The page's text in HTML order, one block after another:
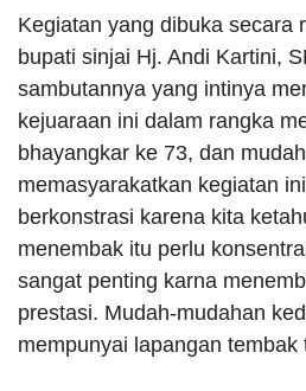
Kegiatan yang dibuka secara
bupati sinjai Hj. Andi Kartini,
sambutannya yang intinya
kejuaraan ini dalam rangka
bhayangkar ke 73, dan
memasyarakatkan kegiatan
berkonstrasi karena kita
menembak itu perlu
sangat penting karna
prestasi. Mudah-mudahan
mempunyai lapangan tembak